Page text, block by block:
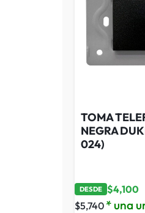
TOMA
NEGRA
024)
DESDE $4,100
$5,740 * una